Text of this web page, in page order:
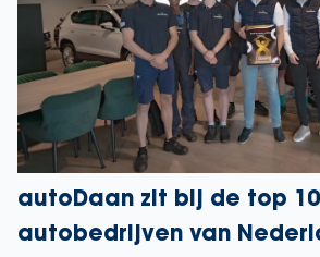
autoDaan zit bij de top
autobedrijven van